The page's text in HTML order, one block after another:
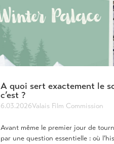
A quoi sert exactement le
c’est ?
6.03.2026Valais Film Commission
Avant même le premier jour de
par une question essentielle : où